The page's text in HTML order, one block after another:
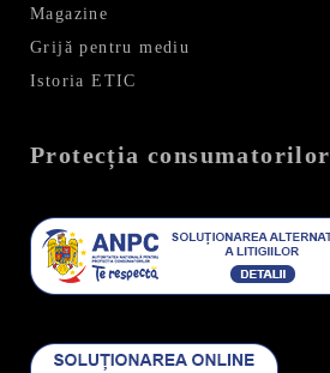
Magazine
Grijă pentru mediu
Istoria ETIC
Protecția consumatorilor